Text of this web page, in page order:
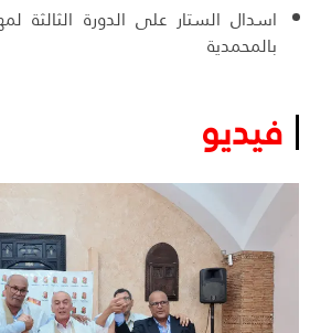
اسدال الستار على الدورة الثالثة
بالمحمدية
فيديو